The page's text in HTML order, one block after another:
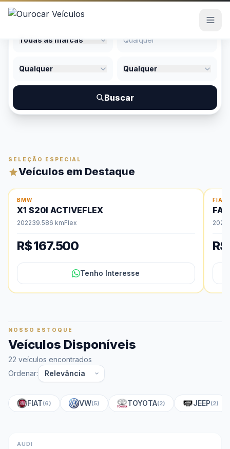
Todas as marcas
Qualquer Qualquer
Buscar
SELEÇÃO ESPECIAL
Veículos em Destaque
DESTAQUE
BMW
X1 S20I ACTIVEFLEX
202239.586 kmFlex
R$ 167.500
Tenho Interesse
FIAT
2025
NOSSO ESTOQUE
Veículos Disponíveis
22 veículos encontrados
Ordenar:
FIAT(6) VW(5) TOYOTA(2) JEEP(2)
AUDI